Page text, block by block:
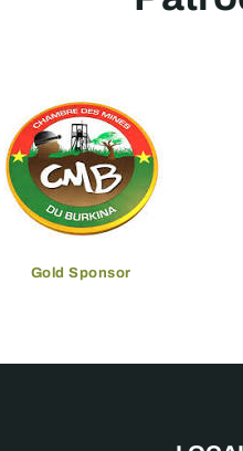
Gold Sponsor